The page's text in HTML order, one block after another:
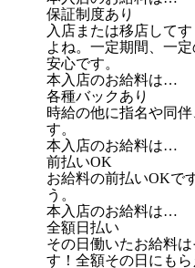
保証制度あり
入店または移店して
よね。一定期間、一
安心です。
本入店のお給料は…
各種バックあり
時給の他に指名や同
す。
本入店のお給料は…
前払いOK
お給料の前払いOKで
う。
本入店のお給料は…
全額日払い
その日働いたお給料
す！全額その日にもら